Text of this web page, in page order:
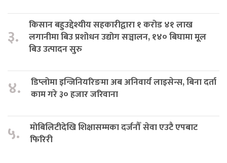
३.
किसान बहुउद्देश्यीय सहकारीद्वारा १ करोड ४१ लाख
लगानीमा बिउ प्रशोधन उद्योग सञ्चालन, १४० बिघामा मूल
बिउ उत्पादन सुरु
४.
डिप्लोमा इन्जिनियरिङमा अब अनिवार्य लाइसेन्स, बिना दर्ता
काम गरे ३० हजार जरिवाना
५.
मोबिलिटीदेखि शिक्षासम्मका दर्जनौँ सेवा एउटै एपबाट
फिरिरी